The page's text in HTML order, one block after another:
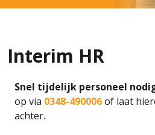
Interim HR
Snel tijdelijk personeel
op via 0348-490006of laat
achter.